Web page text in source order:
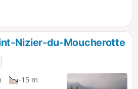
Der Startpunkt
der
Die
durch Les
anderen
beschrieben und
zusätzlich
Nizier-du-Moucherotte
-15 m